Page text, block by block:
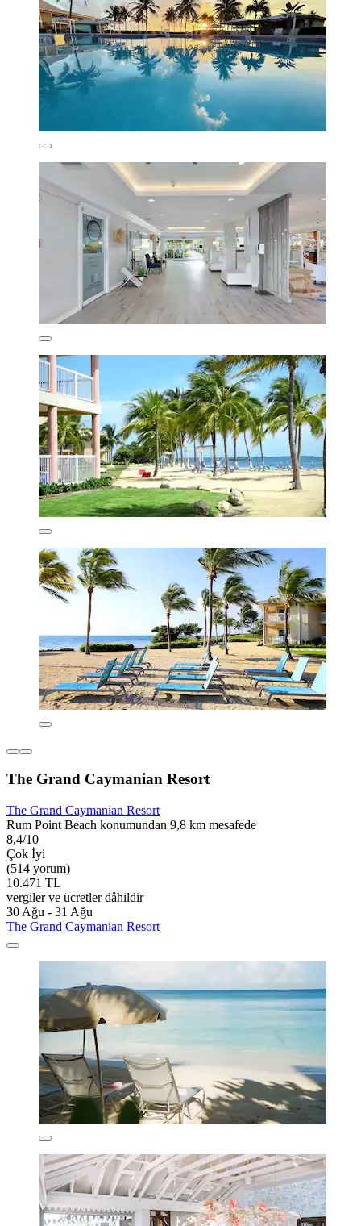
The Grand Caymanian Resort
The Grand Caymanian Resort
Rum Point Beach konumundan 9,8 km mesafede
8,4/10
Çok İyi
(514 yorum)
10.471 TL
vergiler ve ücretler dâhildir
30 Ağu - 31 Ağu
The Grand Caymanian Resort